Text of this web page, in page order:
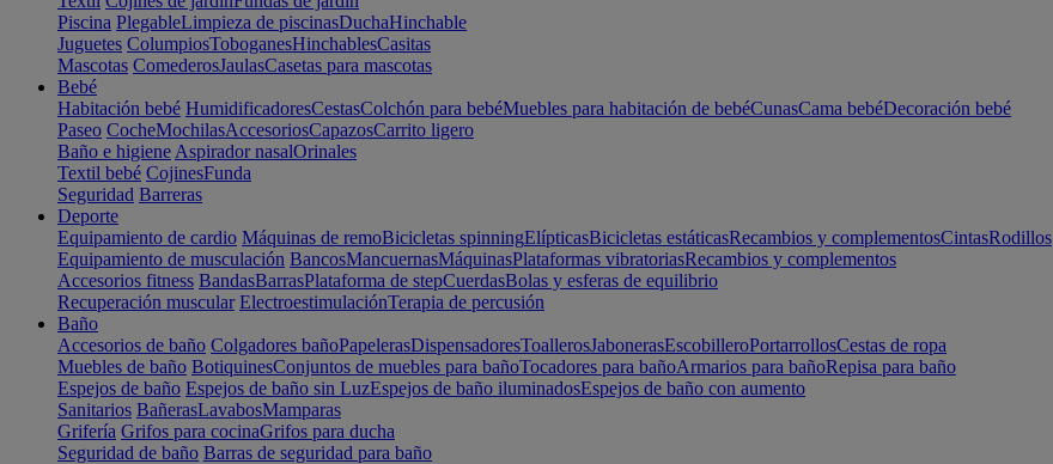
Piscina PlegableLimpieza de piscinasDuchaHinchable
Juguetes ColumpiosToboganesHinchablesCasitas
Mascotas ComederosJaulasCasetas para mascotas
Bebé
Habitación bebé HumidificadoresCestasColchón para bebéMuebles para habitación de bebéCunasCama bebéDecoración bebé
Paseo CocheMochilasAccesoriosCapazosCarrito ligero
Baño e higiene Aspirador nasalOrinales
Textil bebé CojinesFunda
Seguridad Barreras
Deporte
Equipamiento de cardio Máquinas de remoBicicletas spinningElípticasBicicletas estáticasRecambios y complementosCintasRodillos
Equipamiento de musculación BancosMancuernasMáquinasPlataformas vibratoriasRecambios y complementos
Accesorios fitness BandasBarrasPlataforma de stepCuerdasBolas y esferas de equilibrio
Recuperación muscular ElectroestimulaciónTerapia de percusión
Baño
Accesorios de baño Colgadores bañoPapelerasDispensadoresToallerosJabonerasEscobilleroPortarrollosCestas de ropa
Muebles de baño BotiquinesConjuntos de muebles para bañoTocadores para bañoArmarios para bañoRepisa para baño
Espejos de baño Espejos de baño sin LuzEspejos de baño iluminadosEspejos de baño con aumento
Sanitarios BañerasLavabosMamparas
Grifería Grifos para cocinaGrifos para ducha
Seguridad de baño Barras de seguridad para baño